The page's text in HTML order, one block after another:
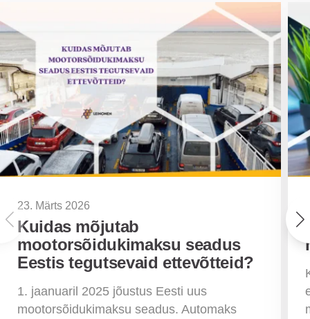
23. Märts 2026
Kuidas mõjutab
mootorsõidukimaksu seadus
Eestis tegutsevaid ettevõtteid?
1. jaanuaril 2025 jõustus Eesti uus
mootorsõidukimaksu seadus. Automaks